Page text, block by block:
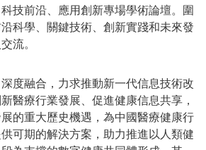
技前沿、應用創新專場學術論壇。圍
科學、關鍵技術、創新實踐和未來發
流。
度融合，力求推動新一代信息技術改
醫療行業發展、促進健康信息共享，
的重大歷史機遇，為中國醫療健康行
可期的解決方案，助力推進以人類健